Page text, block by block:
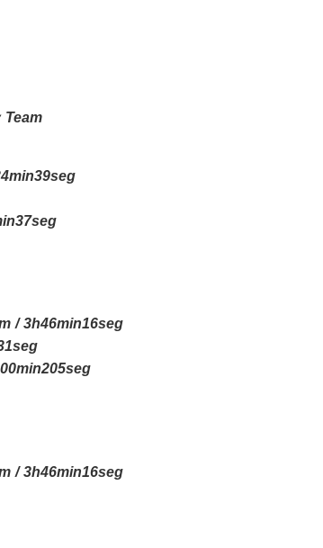
Team
/ 3h46min16seg
/ 3h46min16seg